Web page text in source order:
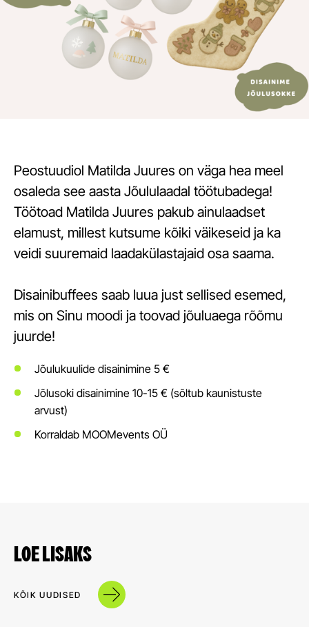
Peostuudiol Matilda Juures on väga hea meel
osaleda see aasta Jõululaadal töötubadega!
Töötoad Matilda Juures pakub ainulaadset
elamust, millest kutsume kõiki väikeseid ja ka
veidi suuremaid laadakülastajaid osa saama.
Disainibuffees saab luua just sellised esemed,
mis on Sinu moodi ja toovad jõuluaega rõõmu
juurde!
Jõulukuulide disainimine 5 €
Jõlusoki disainimine 10-15 € (sõltub kaunistuste
arvust)
Korraldab MOOMevents OÜ
LOE LISAKS
KÕIK UUDISED